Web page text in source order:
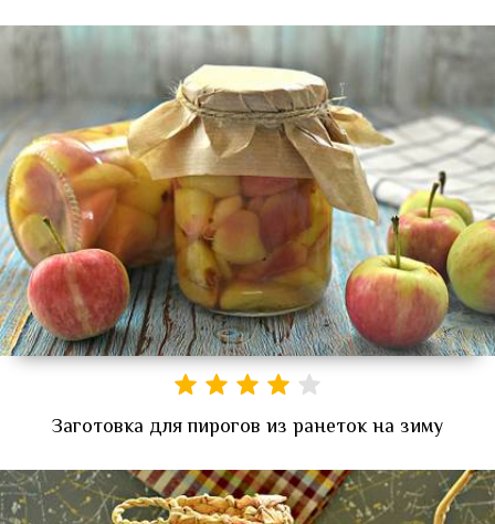
Заготовка для пирогов из ранеток на зиму